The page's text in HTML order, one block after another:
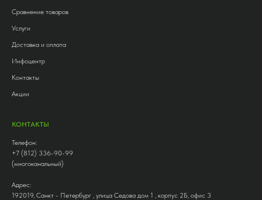
Сравнение товаров
Услуги
Доставка и оплата
Инфоцентр
Контакты
Акции
КОНТАКТЫ
Телефон:
+7 (812) 336-90-99
(многоканальный)
Адрес:
192019, Санкт - Петербург , улица Седова дом 1 , корпус 2Б, офис 3